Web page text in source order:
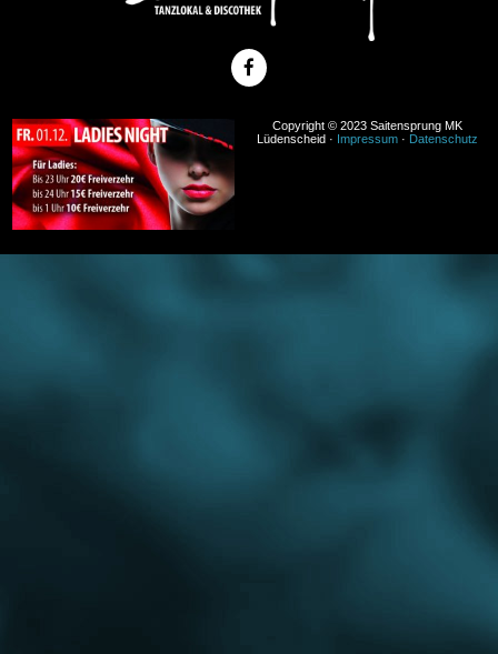
Copyright © 2023 Saitensprung MK
Lüdenscheid · Impressum· Datenschutz